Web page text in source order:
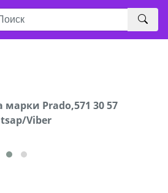
Prado,571 30 57
Viber
лощадь ,+995 551 08 62
72